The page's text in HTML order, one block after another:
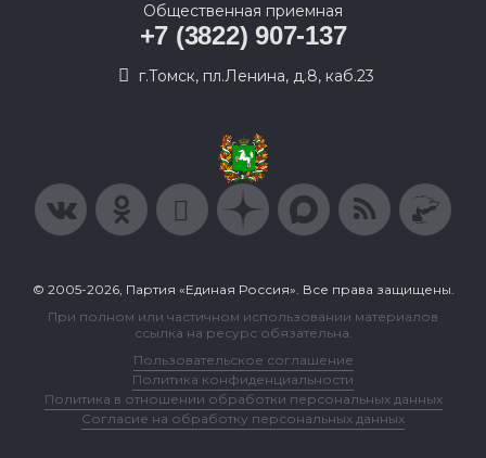
Общественная приемная
+7 (3822) 907-137
г.Томск, пл.Ленина, д.8, каб.23
© 2005-2026, Партия «Единая Россия». Все права защищены.
При полном или частичном использовании материалов
ссылка на ресурс обязательна.
Пользовательское соглашение
Политика конфиденциальности
Политика в отношении обработки персональных данных
Согласие на обработку персональных данных